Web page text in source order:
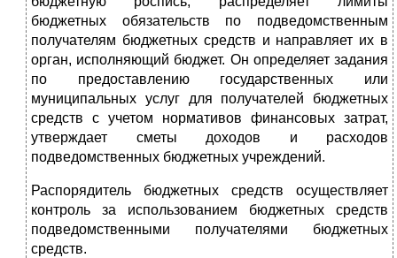
бюджетных обязательств по под­ведомственным
получателям бюджетных средств и направляет их в
орган, исполняющий бюджет. Он определяет задания
по пре­доставлению государственных или
муниципальных услуг для по­лучателей бюджетных
средств с учетом нормативов финансовых затрат,
утверждает сметы доходов и расходов
подведомственных бюджетных учреждений.
Распорядитель бюджетных средств осуществляет
контроль за использованием бюджетных средств
подведомственными полу­чателями бюджетных
средств.